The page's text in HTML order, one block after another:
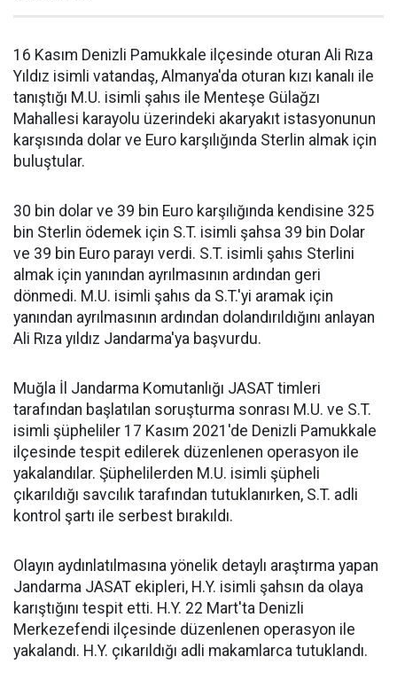
16 Kasım Denizli Pamukkale ilçesinde oturan Ali Rıza
Yıldız isimli vatandaş, Almanya'da oturan kızı kanalı ile
tanıştığı M.U. isimli şahıs ile Menteşe Gülağzı
Mahallesi karayolu üzerindeki akaryakıt istasyonunun
karşısında dolar ve Euro karşılığında Sterlin almak için
buluştular.
30 bin dolar ve 39 bin Euro karşılığında kendisine 325
bin Sterlin ödemek için S.T. isimli şahsa 39 bin Dolar
ve 39 bin Euro parayı verdi. S.T. isimli şahıs Sterlini
almak için yanından ayrılmasının ardından geri
dönmedi. M.U. isimli şahıs da S.T.'yi aramak için
yanından ayrılmasının ardından dolandırıldığını anlayan
Ali Rıza yıldız Jandarma'ya başvurdu.
Muğla İl Jandarma Komutanlığı JASAT timleri
tarafından başlatılan soruşturma sonrası M.U. ve S.T.
isimli şüpheliler 17 Kasım 2021'de Denizli Pamukkale
ilçesinde tespit edilerek düzenlenen operasyon ile
yakalandılar. Şüphelilerden M.U. isimli şüpheli
çıkarıldığı savcılık tarafından tutuklanırken, S.T. adli
kontrol şartı ile serbest bırakıldı.
Olayın aydınlatılmasına yönelik detaylı araştırma yapan
Jandarma JASAT ekipleri, H.Y. isimli şahsın da olaya
karıştığını tespit etti. H.Y. 22 Mart'ta Denizli
Merkezefendi ilçesinde düzenlenen operasyon ile
yakalandı. H.Y. çıkarıldığı adli makamlarca tutuklandı.